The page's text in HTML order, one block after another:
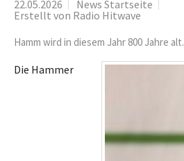
22.05.2026
News Startseite
Erstellt von Radio Hitwave
Hamm wird in diesem Jahr 800 Jahre alt.
Die Hammer